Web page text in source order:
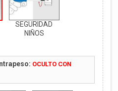
SEGURIDAD
NIÑOS
OCULTO CON